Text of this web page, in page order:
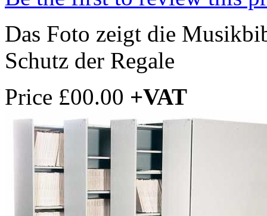
Das Foto zeigt die
Schutz der Regale
Price £00.00 +VAT